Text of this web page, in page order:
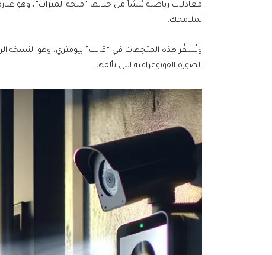
معادلات رياضية يُنشأ من خلالها “متجه الميزات”، وهو
لملامحك.
وتُشفَّر هذه المتجهات في “قالب” بيومتري، وهو النسخة
الصورة الفوتوغرافية التي نألفها.